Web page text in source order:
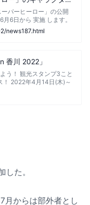
パーヒーロー」の公開
6日から 実施 します。
公開を記念するデジタ
、以下同） ...
news187.html
香川 2022」
う！ 観光スタンプ3こと
！ 2022年4月14日(木)～
フレット「ヤドンとい
ページ下部からもダウン
た。
月からは部外者とし